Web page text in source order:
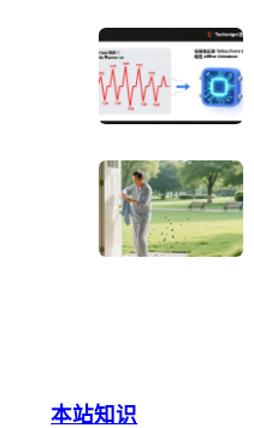
本站知识